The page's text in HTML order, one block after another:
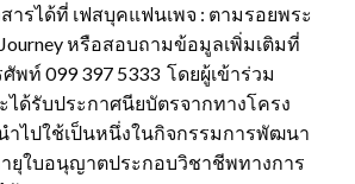
รได้ที่ เฟสบุคแฟนเพจ : ตามรอยพระ
Journey หรือสอบถามข้อมูลเพิ่มเติมที่
ท์ 099 397 5333 โดยผู้เข้าร่วม
ด้รับประกาศนียบัตรจากทางโครง
ำไปใช้เป็นหนึ่งในกิจกรรมการพัฒนา
ยุใบอนุญาตประกอบวิชาชีพทางการ